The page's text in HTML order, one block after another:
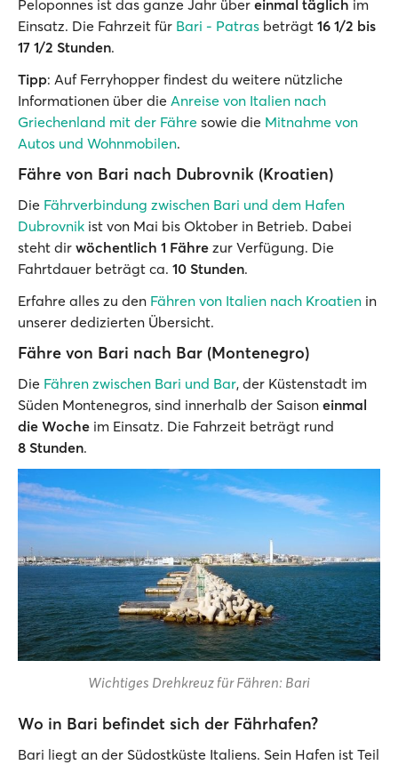
Peloponnes ist das ganze Jahr über einmal täglich im
Einsatz. Die Fahrzeit für Bari - Patras beträgt 16 1/2 bis
17 1/2 Stunden.
Tipp: Auf Ferryhopper findest du weitere nützliche
Informationen über die Anreise von Italien nach
Griechenland mit der Fähre sowie die Mitnahme von
Autos und Wohnmobilen.
Fähre von Bari nach Dubrovnik (Kroatien)
Die Fährverbindung zwischen Bari und dem Hafen
Dubrovnik ist von Mai bis Oktober in Betrieb. Dabei
steht dir wöchentlich 1 Fähre zur Verfügung. Die
Fahrtdauer beträgt ca. 10 Stunden.
Erfahre alles zu den Fähren von Italien nach Kroatien in
unserer dedizierten Übersicht.
Fähre von Bari nach Bar (Montenegro)
Die Fähren zwischen Bari und Bar, der Küstenstadt im
Süden Montenegros, sind innerhalb der Saison einmal
die Woche im Einsatz. Die Fahrzeit beträgt rund
8 Stunden.
Wichtiges Drehkreuz für Fähren: Bari
Wo in Bari befindet sich der Fährhafen?
Bari liegt an der Südostküste Italiens. Sein Hafen ist Teil